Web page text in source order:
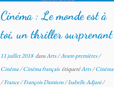
Cinéma : Le monde est à
toi, un thriller surprenant
11 juillet 2018dansArts/Avant-premières/
Cinéma/Cinéma français étiquetéArts/Cinéma
/France/François Damiens/Isabelle Adjani/